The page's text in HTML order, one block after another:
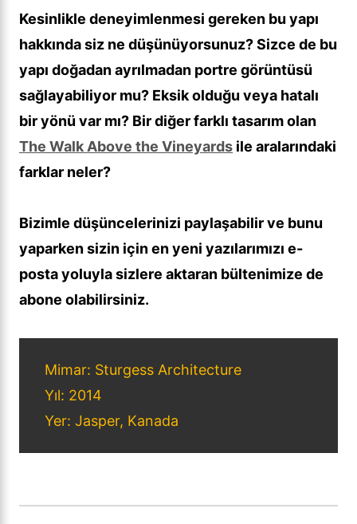
Kesinlikle deneyimlenmesi gereken bu yapı
hakkında siz ne düşünüyorsunuz? Sizce de bu
yapı doğadan ayrılmadan portre görüntüsü
sağlayabiliyor mu? Eksik olduğu veya hatalı
bir yönü var mı? Bir diğer farklı tasarım olan
The Walk Above the Vineyards ile aralarındaki
farklar neler?
Bizimle düşüncelerinizi paylaşabilir ve bunu
yaparken sizin için en yeni yazılarımızı e-
posta yoluyla sizlere aktaran bültenimize de
abone olabilirsiniz.
Mimar: Sturgess Architecture
Yıl: 2014
Yer: Jasper, Kanada